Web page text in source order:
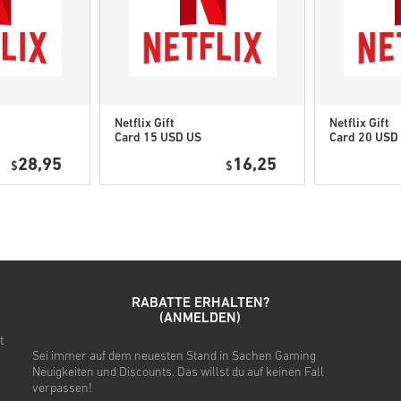
Schau dir die kurze
• Wähle dein Produkt
• Gib deine E-Mail-Adresse
Diese Codes haben kein
Downloadbarer Inhalt
um diese Erweiterung
Für einige Produkte
$28,95
Netflix Gift
Card 15 USD US
$ 16,25
Netflix Gift
Card 20 USD
RABATTE ERHALTEN?
(ANMELDEN)
Sei immer auf dem neuesten Stand in Sachen Gaming
Neuigkeiten und Discounts. Das willst du auf keinen Fall
verpassen!